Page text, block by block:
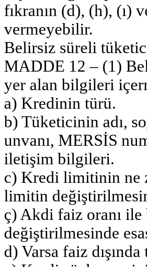
fıkranın (d), (h),
vermeyebilir.
Belirsiz süreli
MADDE 12 – (1)
yer alan bilgileri
a) Kredinin türü.
b) Tüketicinin adı,
unvanı, MERSİS
iletişim bilgileri.
c) Kredi limitinin ne
limitin
ç) Akdi faiz oranı ile
değiştirilmesinde
d) Varsa faiz